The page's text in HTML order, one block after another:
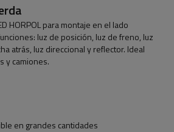
HORPOL para montaje en el lado
luz de posición, luz de freno, luz
atrás, luz direccional y reflector. Ideal
y camiones.
en grandes cantidades